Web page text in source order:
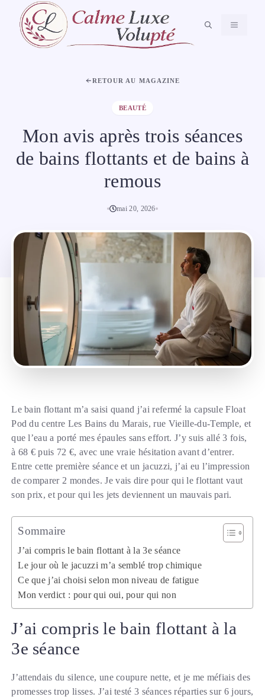
contenu
MENU
RETOUR AU MAGAZINE
BEAUTÉ
Mon avis après trois séances
de bains flottants et de bains à
remous
mai 20, 2026
Le bain flottant m’a saisi quand j’ai refermé la capsule Float
Pod du centre Les Bains du Marais, rue Vieille-du-Temple, et
que l’eau a porté mes épaules sans effort. J’y suis allé 3 fois,
à 68 € puis 72 €, avec une vraie hésitation avant d’entrer.
Entre cette première séance et un jacuzzi, j’ai eu l’impression
de comparer 2 mondes. Je vais dire pour qui le flottant vaut
son prix, et pour qui les jets deviennent un mauvais pari.
Sommaire
J’ai compris le bain flottant à la 3e séance
Le jour où le jacuzzi m’a semblé trop chimique
Ce que j’ai choisi selon mon niveau de fatigue
Mon verdict : pour qui oui, pour qui non
J’ai compris le bain flottant à la
3e séance
J’attendais du silence, une coupure nette, et je me méfiais des
promesses trop lisses. J’ai testé 3 séances réparties sur 6 jours,